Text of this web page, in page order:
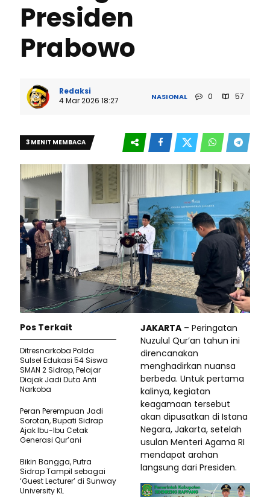
Presiden
Prabowo
Redaksi
4 Mar 2026 18:27
NASIONAL 0 57
3 MENIT MEMBACA
JAKARTA – Peringatan
Nuzulul Qur’an tahun ini
direncanakan
menghadirkan nuansa
berbeda. Untuk pertama
kalinya, kegiatan
keagamaan tersebut
akan dipusatkan di Istana
Negara, Jakarta, setelah
usulan Menteri Agama RI
mendapat arahan
langsung dari Presiden.
Pos Terkait
Ditresnarkoba Polda
Sulsel Edukasi 54 Siswa
SMAN 2 Sidrap, Pelajar
Diajak Jadi Duta Anti
Narkoba
Peran Perempuan Jadi
Sorotan, Bupati Sidrap
Ajak Ibu-Ibu Cetak
Generasi Qur’ani
Bikin Bangga, Putra
Sidrap Tampil sebagai
‘Guest Lecturer’ di Sunway
University KL